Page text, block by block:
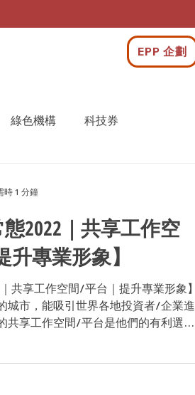
EPP 企劃
綠色機構 科技券
態2022｜共享工作空
專業形象】
共享工作空間/平台｜提升專業形象】
城市，能吸引世界各地投資者/企業進
共享工作空間/平台是他們的有利選
時 1 分鐘